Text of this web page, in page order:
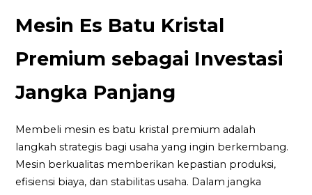
Mesin Es Batu Kristal
Premium sebagai Investasi
Jangka Panjang
Membeli mesin es batu kristal premium adalah
langkah strategis bagi usaha yang ingin berkembang.
Mesin berkualitas memberikan kepastian produksi,
efisiensi biaya, dan stabilitas usaha. Dalam jangka